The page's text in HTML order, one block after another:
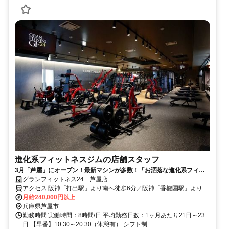
進化系フィットネスジムの店舗スタッフ
3月「芦屋」にオープン！最新マシンが多数！「お洒落な進化系フィッ
トネスジム」で社員募集！未経験歓迎！
グランフィットネス24 芦屋店
アクセス 阪神「打出駅」より南へ徒歩6分／阪神「香櫨園駅」より徒
歩17分
月給240,000円以上
兵庫県芦屋市
勤務時間 実働時間：8時間/日 平均勤務日数：1ヶ月あたり21日～23
日 【早番】10:30～20:30（休憩有） シフト制